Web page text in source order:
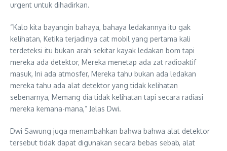
urgent untuk dihadirkan.
“Kalo kita bayangin bahaya, bahaya ledakannya itu gak
kelihatan, Ketika terjadinya cat mobil yang pertama kali
terdeteksi itu bukan arah sekitar kayak ledakan bom tapi
mereka ada detektor, Mereka menetap ada zat radioaktif
masuk, Ini ada atmosfer, Mereka tahu bukan ada ledakan
mereka tahu ada alat detektor yang tidak kelihatan
sebenarnya, Memang dia tidak kelihatan tapi secara radiasi
mereka kemana-mana,” Jelas Dwi.
Dwi Sawung juga menambahkan bahwa bahwa alat detektor
tersebut tidak dapat digunakan secara bebas sebab, alat